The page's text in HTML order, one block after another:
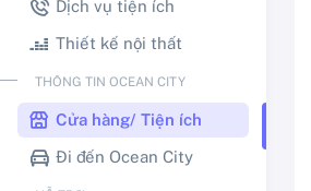
Dịch vụ tiện ích
Thiết kế nội thất
THÔNG TIN OCEAN CITY
Cửa hàng/ Tiện ích
Đi đến Ocean City